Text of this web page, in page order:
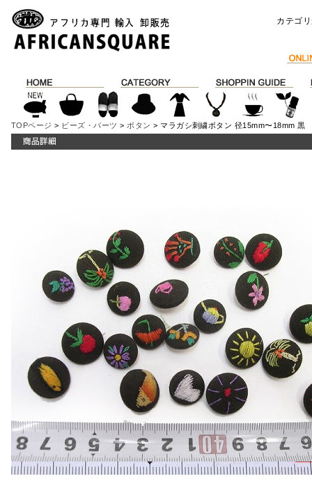
カテゴ
TOPページ > ビーズ・パーツ > ボタン > マラガシ刺繍ボタン 径15mm〜18mm 黒